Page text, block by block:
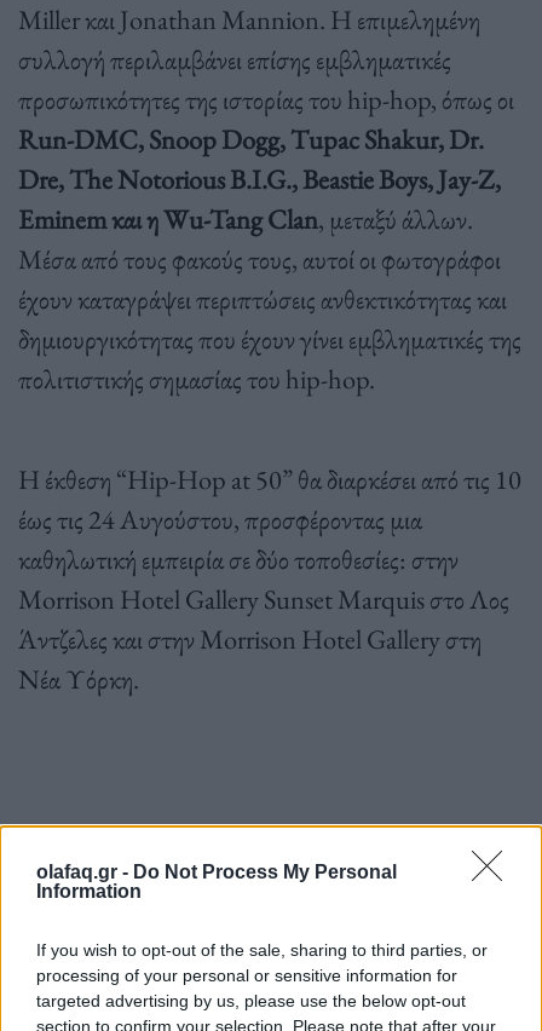
olafaq.gr - Do Not Process My Personal
Information
If you wish to opt-out of the sale, sharing to third parties, or
processing of your personal or sensitive information for
targeted advertising by us, please use the below opt-out
section to confirm your selection. Please note that after your
Miller και Jonathan Mannion. Η επιμελημένη
συλλογή περιλαμβάνει επίσης εμβληματικές
προσωπικότητες της ιστορίας του hip-hop, όπως οι
Run-DMC, Snoop Dogg, Tupac Shakur, Dr.
Dre, The Notorious B.I.G., Beastie Boys, Jay-Z,
Eminem και η Wu-Tang Clan, μεταξύ άλλων.
Μέσα από τους φακούς τους, αυτοί οι φωτογράφοι
έχουν καταγράψει περιπτώσεις ανθεκτικότητας και
δημιουργικότητας που έχουν γίνει εμβληματικές της
πολιτιστικής σημασίας του hip-hop.
Η έκθεση “Hip-Hop at 50” θα διαρκέσει από τις 10
έως τις 24 Αυγούστου, προσφέροντας μια
καθηλωτική εμπειρία σε δύο τοποθεσίες: στην
Morrison Hotel Gallery Sunset Marquis στο Λος
Άντζελες και στην Morrison Hotel Gallery στη
Νέα Υόρκη.
Ακολουθήστε το OLAFAQ
στο Google News